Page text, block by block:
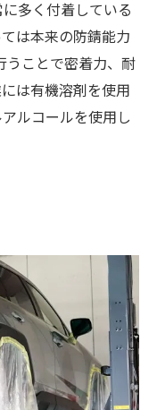
多く付着している
は本来の防錆能力
うことで密着力、耐
は有機溶剤を使用
ルコールを使用し